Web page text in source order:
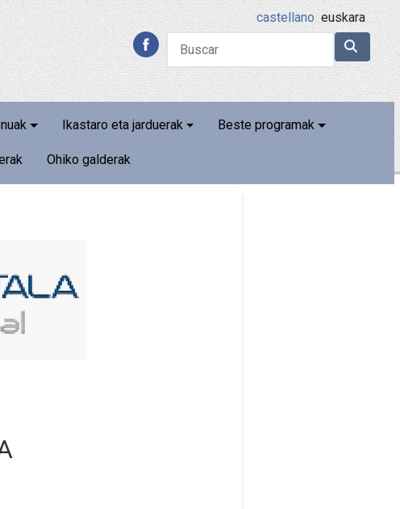
castellanoeuskara
Ikastaro eta jarduerak Beste programak
Ohiko galderak